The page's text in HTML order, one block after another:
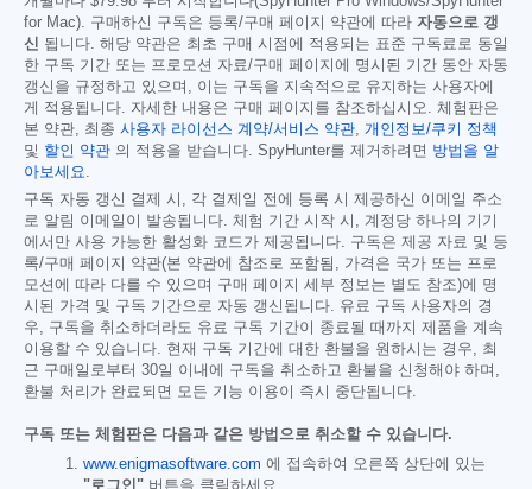
for Mac). 구매하신 구독은 등록/구매 페이지 약관에 따라 자동으로 갱
신 됩니다. 해당 약관은 최초 구매 시점에 적용되는 표준 구독료로 동일
한 구독 기간 또는 프로모션 자료/구매 페이지에 명시된 기간 동안 자동
갱신을 규정하고 있으며, 이는 구독을 지속적으로 유지하는 사용자에
게 적용됩니다. 자세한 내용은 구매 페이지를 참조하십시오. 체험판은
본 약관, 최종 사용자 라이선스 계약/서비스 약관, 개인정보/쿠키 정책
및 할인 약관 의 적용을 받습니다. SpyHunter를 제거하려면 방법을 알
아보세요.
구독 자동 갱신 결제 시, 각 결제일 전에 등록 시 제공하신 이메일 주소
로 알림 이메일이 발송됩니다. 체험 기간 시작 시, 계정당 하나의 기기
에서만 사용 가능한 활성화 코드가 제공됩니다. 구독은 제공 자료 및 등
록/구매 페이지 약관(본 약관에 참조로 포함됨, 가격은 국가 또는 프로
모션에 따라 다를 수 있으며 구매 페이지 세부 정보는 별도 참조)에 명
시된 가격 및 구독 기간으로 자동 갱신됩니다. 유료 구독 사용자의 경
우, 구독을 취소하더라도 유료 구독 기간이 종료될 때까지 제품을 계속
이용할 수 있습니다. 현재 구독 기간에 대한 환불을 원하시는 경우, 최
근 구매일로부터 30일 이내에 구독을 취소하고 환불을 신청해야 하며,
환불 처리가 완료되면 모든 기능 이용이 즉시 중단됩니다.
구독 또는 체험판은 다음과 같은 방법으로 취소할 수 있습니다.
www.enigmasoftware.com 에 접속하여 오른쪽 상단에 있는
"로그인" 버튼을 클릭하세요.